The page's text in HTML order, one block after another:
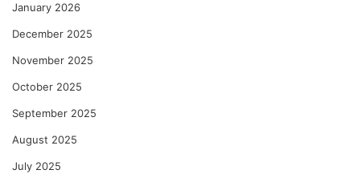
January 2026
December 2025
November 2025
October 2025
September 2025
August 2025
July 2025